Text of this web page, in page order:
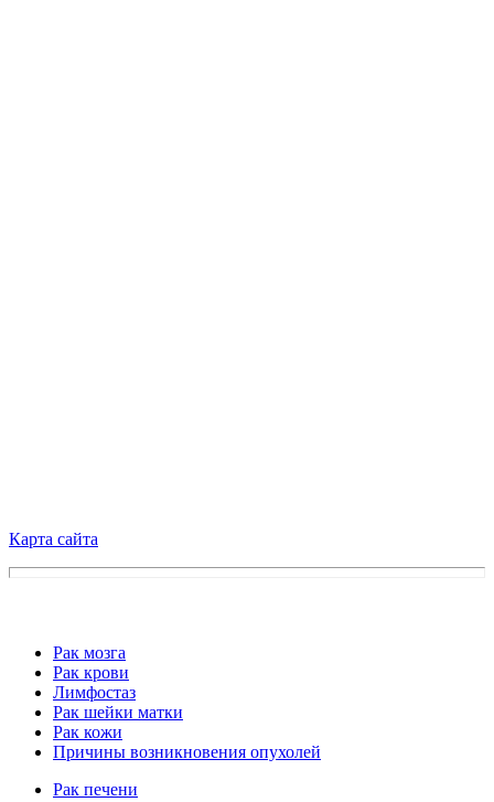
Карта сайта
Рак мозга
Рак крови
Лимфостаз
Рак шейки матки
Рак кожи
Причины возникновения опухолей
Рак печени